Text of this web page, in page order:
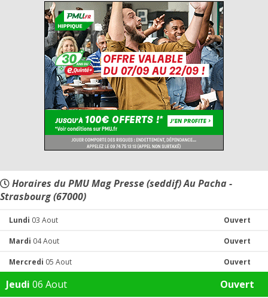
Horaires du PMU Mag Presse (seddif) Au Pacha -
Strasbourg (67000)
Lundi 03 Aout Ouvert
Mardi 04 Aout Ouvert
Mercredi 05 Aout Ouvert
Jeudi 06 Aout Ouvert